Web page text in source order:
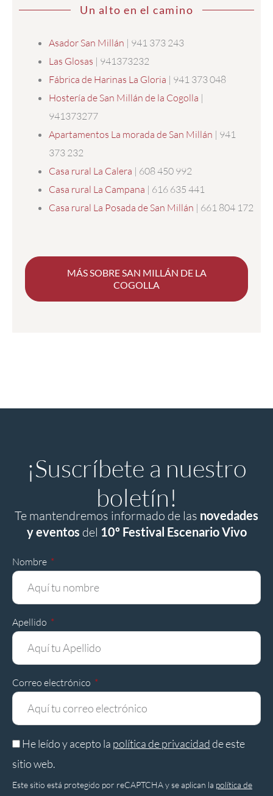
Un alto en el camino
Asador San Millán | 941 373 243
Las Glosas | 941373232
Fábrica de Harinas La Gloria | 941 373 048
Hostería de San Millán de la Cogolla |
941373277
Apartamentos La morada de San Millán | 941
373 232
Casa rural La Calera | 608 450 992
Casa rural La Campana | 616 635 441
Casa rural La Posada de San Millán | 661 804 172
MÁS SOBRE SAN MILLÁN DE LA
COGOLLA
¡Suscríbete a nuestro
boletín!
Te mantendremos informado de las novedades
y eventos del 10º Festival Escenario Vivo
Nombre
Apellido
Correo electrónico
He leído y acepto la política de privacidadde este
sitio web.
Este sitio está protegido por reCAPTCHA y se aplican la política de